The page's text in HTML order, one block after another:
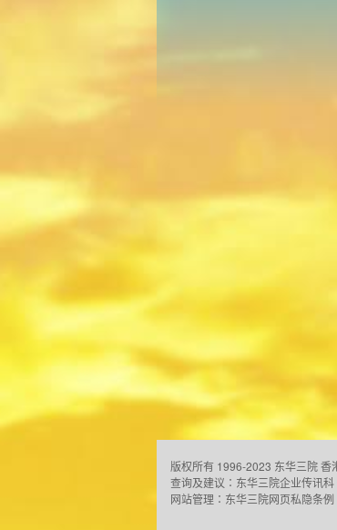
版权所有 1996-2023 东华三院香
查询及建议： 东华三院企业传讯科
网站管理： 东华三院网页私隐条例